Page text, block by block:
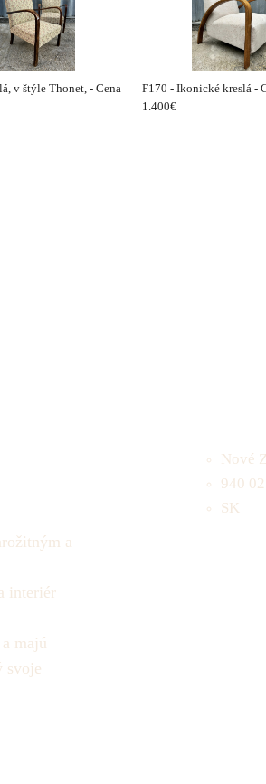
v štýle Thonet, - Cena
F170 - Ikonické kreslá -
1.400€
a
interiér
majú
svoje
Nové
940 02
SK